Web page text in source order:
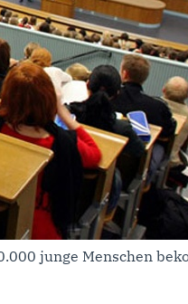
junge Menschen